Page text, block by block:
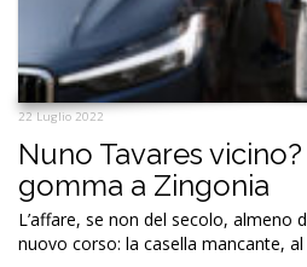
22 Luglio 2022
Nuno Tavares
gomma a Zingonia
L’affare, se non del secolo, almeno
nuovo corso: la casella mancante,